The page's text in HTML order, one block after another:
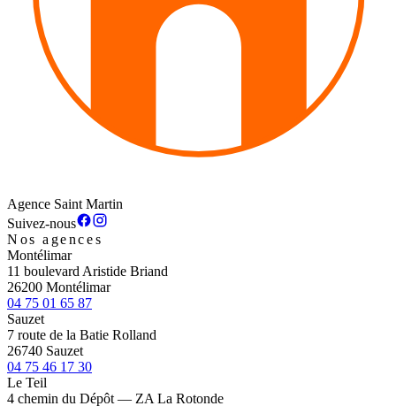
Agence Saint Martin
Suivez-nous
Nos agences
Montélimar
11 boulevard Aristide Briand
26200 Montélimar
04 75 01 65 87
Sauzet
7 route de la Batie Rolland
26740 Sauzet
04 75 46 17 30
Le Teil
4 chemin du Dépôt — ZA La Rotonde